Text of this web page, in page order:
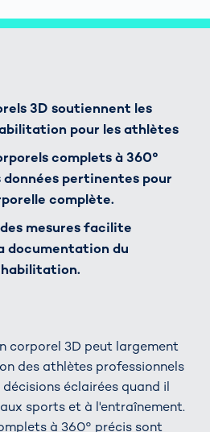
3D soutiennent les
pour les athlètes
complets à 360°
pertinentes pour
complète.
mesures facilite
documentation du
corporel 3D peut largement
des athlètes professionnels
éclairées quand il
sports et à l'entraînement.
à 360° précis sont